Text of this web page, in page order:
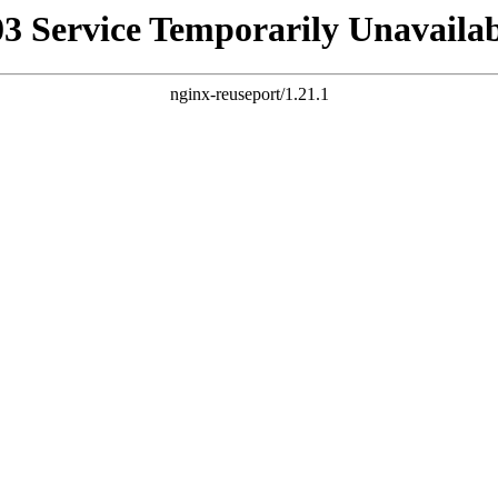
Service Temporarily
nginx-reuseport/1.21.1